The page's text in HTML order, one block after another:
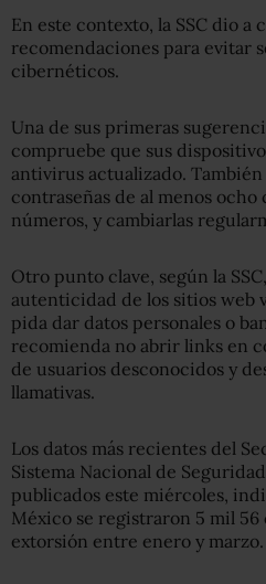
En este contexto, la SSC dio a
recomendaciones para evitar
cibernéticos.
Una de sus primeras
compruebe que sus
antivirus actualizado.
contraseñas de al menos
números, y cambiarlas
Otro punto clave, según la
autenticidad de los sitios web
pida dar datos personales o
recomienda no abrir links en
de usuarios desconocidos y
llamativas.
Los datos más recientes del
Sistema Nacional de Seguridad
publicados este miércoles,
México se registraron 5 mil 56
extorsión entre enero y marzo.